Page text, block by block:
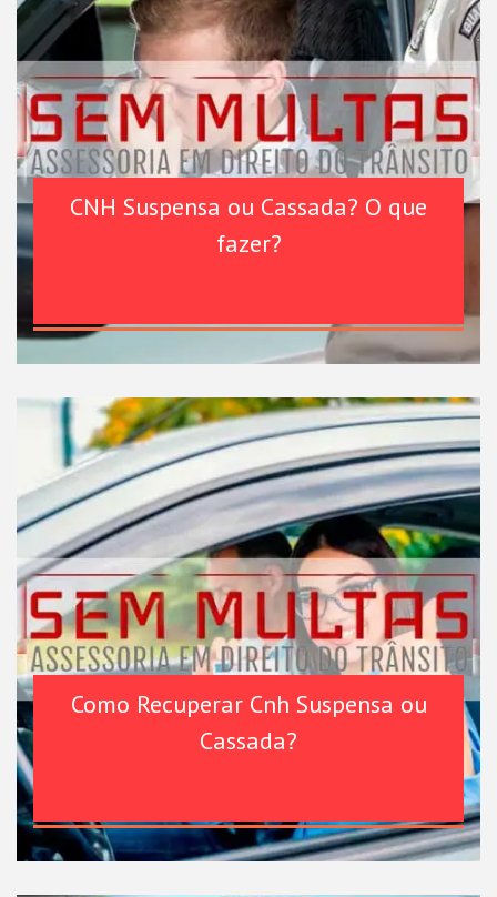
CNH Suspensa ou Cassada? O que
fazer?
Como Recuperar Cnh Suspensa ou
Cassada?